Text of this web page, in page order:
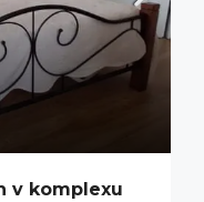
v komplexu